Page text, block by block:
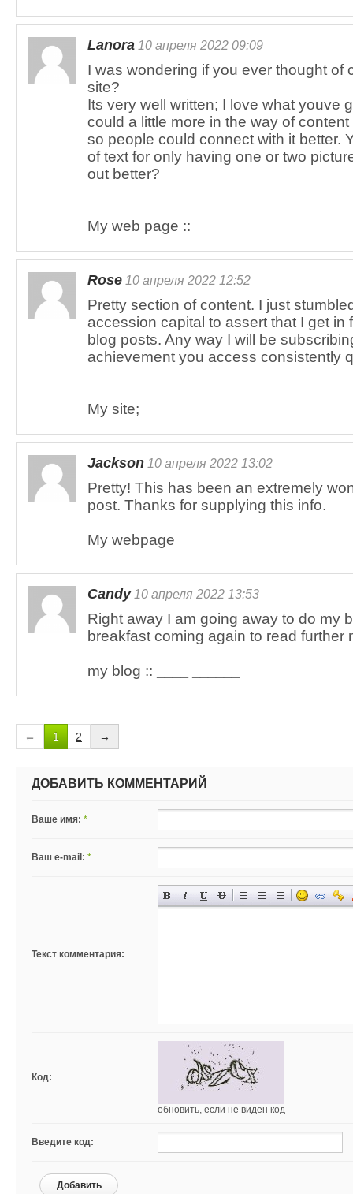
Lanora 10 апреля 2022 09:09
I was wondering if you ever thought of
site?
Its very well written; I love what youve
could a little more in the way of content
so people could connect with it better.
of text for only having one or two
out better?
My web page ::
Rose 10 апреля 2022 12:52
Pretty section of content. I just
accession capital to assert that I get
blog posts. Any way I will be
achievement you access consistently
My site;
Jackson 10 апреля 2022 13:02
Pretty! This has been an extremely
post. Thanks for supplying this info.
My webpage
Candy10 апреля 2022 13:53
Right away I am going away to do my
breakfast coming again to read further
my blog ::
← 1 2 →
ДОБАВИТЬ КОММЕНТАРИЙ
Ваше имя: *
Ваш e-mail: *
Текст комментария:
Код:
обновить, если не виден код
Введите код:
Добавить